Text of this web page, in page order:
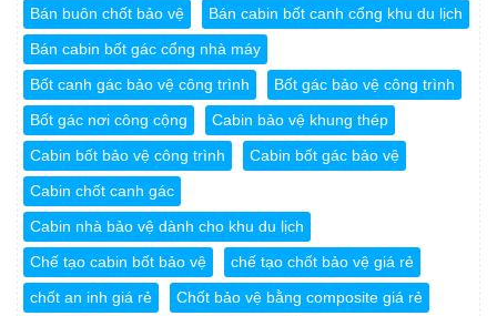
Bán buôn chốt bảo vệ
Bán cabin bốt canh cổng khu du lịch
Bán cabin bốt gác cổng nhà máy
Bốt canh gác bảo vệ công trình
Bốt gác bảo vệ công trình
Bốt gác nơi công cộng
Cabin bảo vệ khung thép
Cabin bốt bảo vệ công trình
Cabin bốt gác bảo vệ
Cabin chốt canh gác
Cabin nhà bảo vệ dành cho khu du lịch
Chế tạo cabin bốt bảo vệ
chế tạo chốt bảo vệ giá rẻ
chốt an inh giá rẻ
Chốt bảo vệ bằng composite giá rẻ